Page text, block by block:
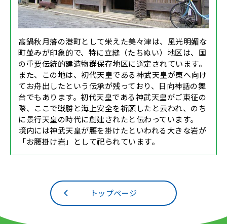
高鍋秋月藩の港町として栄えた美々津は、風光明媚な
町並みが印象的で、特に立縫（たちぬい）地区は、国
の重要伝統的建造物群保存地区に選定されています。
また、この地は、初代天皇である神武天皇が東へ向け
てお舟出したという伝承が残っており、日向神話の舞
台でもあります。初代天皇である神武天皇がご東征の
際、ここで戦勝と海上安全を祈願したと云われ、のち
に景行天皇の時代に創建されたと伝わっています。
境内には神武天皇が腰を掛けたといわれる大きな岩が
「お腰掛け岩」として祀られています。
トップページ